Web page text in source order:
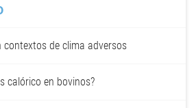
contextos de clima adversos
calórico en bovinos?